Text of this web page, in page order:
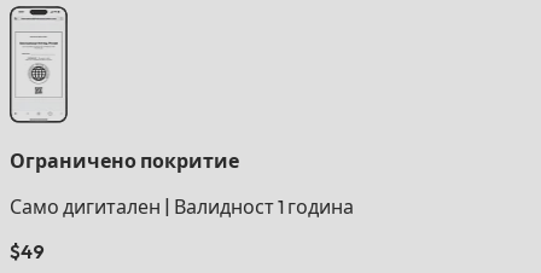
Ограничено покритие
Само дигитален
Валидност 1 година
$49